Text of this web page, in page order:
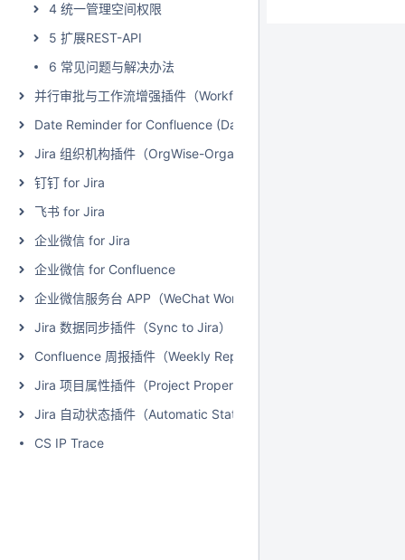
4 统一管理空间权限
5 扩展REST-API
6 常见问题与解决办法
并行审批与工作流增强插件（WorkflowWise - Parallel Approval
Date Reminder for Confluence (Data Center)
Jira 组织机构插件（OrgWise-Organization and Report for Jira
钉钉 for Jira
飞书 for Jira
企业微信 for Jira
企业微信 for Confluence
企业微信服务台 APP（WeChat Work for Jira Service
Jira 数据同步插件（Sync to Jira）
Confluence 周报插件（Weekly Report）
Jira 项目属性插件（Project Properties Extension for Jira）
Jira 自动状态插件（Automatic Status for Jira）
CS IP Trace